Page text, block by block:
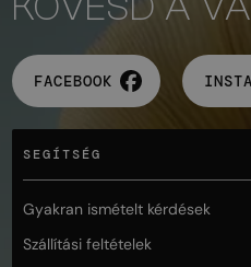
FACEBOOK
SEGÍTSÉG
Gyakran ismételt kérdések
Szállítási feltételek